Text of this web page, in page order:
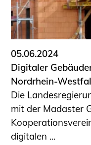
Abwasserleitungen
Vereinbarungen mit
Ingenieurkammern
Büronachfolge
Geschützter
Informationen für
Verbraucher
Ingenieursuche
NRW)
05.06.2024
Digitaler
Nordrhein-
Die
mit der Madaster
digitalen ...